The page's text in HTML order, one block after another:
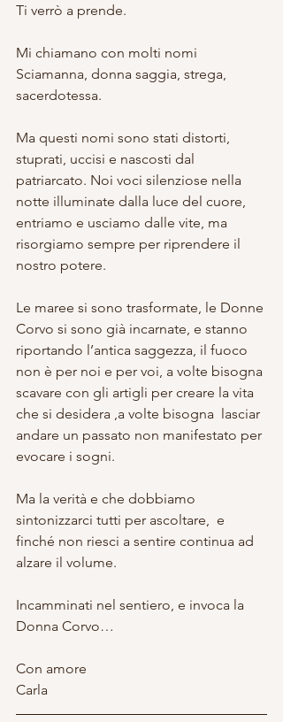
Ti verrò a prende.
Mi chiamano con molti nomi
Sciamanna, donna saggia, strega,
sacerdotessa.
Ma questi nomi sono stati distorti,
stuprati, uccisi e nascosti dal
patriarcato. Noi voci silenziose nella
notte illuminate dalla luce del cuore,
entriamo e usciamo dalle vite, ma
risorgiamo sempre per riprendere il
nostro potere.
Le maree si sono trasformate, le Donne
Corvo si sono già incarnate, e stanno
riportando l’antica saggezza, il fuoco
non è per noi e per voi, a volte bisogna
scavare con gli artigli per creare la vita
che si desidera ,a volte bisogna  lasciar
andare un passato non manifestato per
evocare i sogni.
Ma la verità e che dobbiamo
sintonizzarci tutti per ascoltare,  e
finché non riesci a sentire continua ad
alzare il volume.
Incamminati nel sentiero, e invoca la
Donna Corvo…
Con amore
Carla